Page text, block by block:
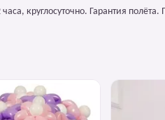
круглосуточно. Гарантия